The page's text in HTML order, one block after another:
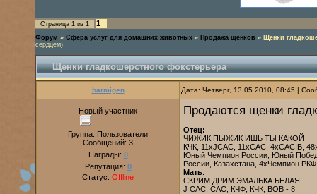
Страница 1 из 1 1
Форум » Сфера услуг для домашних животных » Продажа щенков » Щенки
сердцем)
Щенки гладкошерстного фокстерьера
barmigen Дата: Четверг, 13.05.2010, 08:45 |
Новый участник
Группа: Пользователи
Сообщений: 3
Награды: 0
Репутация: 0
Статус: Offline
Продаются щенки
Отец:
ЧИЖИК ПЫЖИК ИШЬ ТЫ КАКОЙ
КЧК, 11хJCAC, 11xCAC, 4xCACIB,
Юный Чемпион России, Юный
России, Казахстана, 4хЧемпион
Мать:
СКРИМ ДРИМ ЭМАЛЬКА БЕЛАЯ
J CAC, CAC, КЧФ, КЧК, BOB - 8